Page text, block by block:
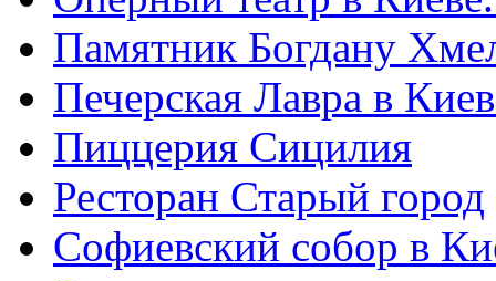
Памятник Богдану
Печерская Лавра в
Пиццерия Сицилия
Ресторан Старый город
Софиевский собор в